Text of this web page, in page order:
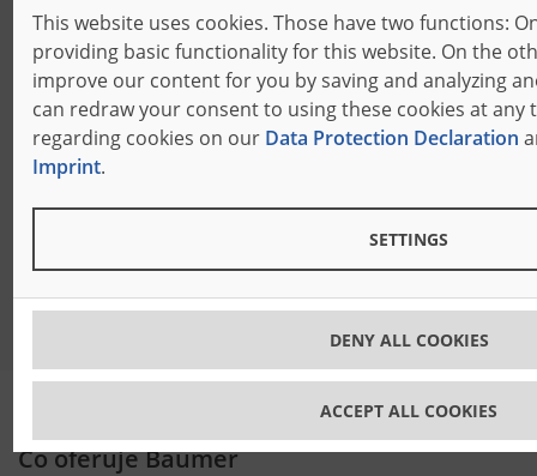
Porównaj
PORÓWNAJ Z TĄ MASZYNĄ
Co oferuje Bäumer
This website uses cookies. Those have two functions:
providing basic functionality for this website. On the
improve our content for you by saving and analyzing
can redraw your consent to using these cookies at
regarding cookies on our Data Protection Declaration
Imprint.
SETTINGS
DENY ALL COOKIES
ACCEPT ALL COOKIES